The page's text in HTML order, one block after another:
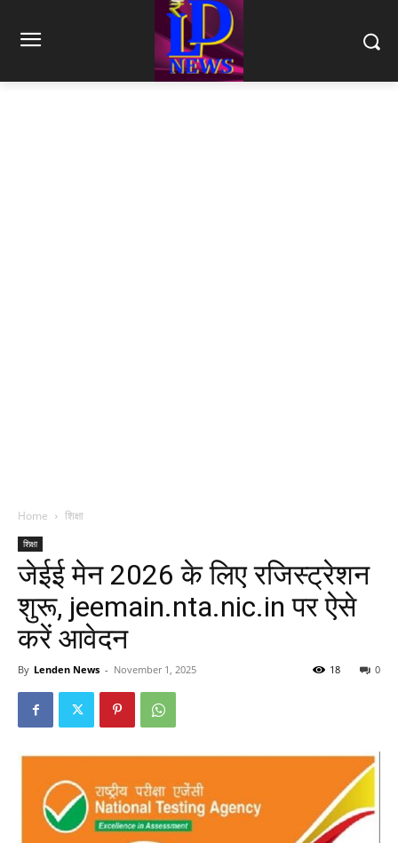
Home शिक्षा
शिक्षा
जेईई मेन 2026 के लिए रजिस्ट्रेशन
शुरू, jeemain.nta.nic.in पर ऐसे
करें आवेदन
By Lenden News - November 1, 2025 0
18